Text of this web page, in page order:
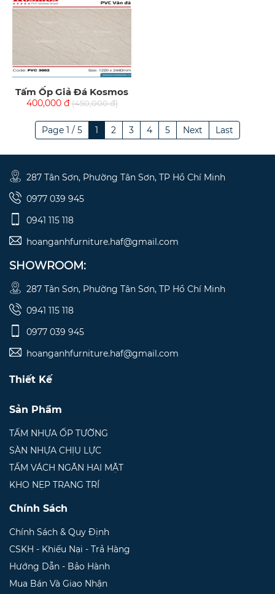
Tấm Ốp Giả Đá Kosmos
400,000 đ (450,000 đ)
Page 1 / 5 1 2 3 4 5 Next Last
287 Tân Sơn, Phường Tân Sơn, TP Hồ Chí Minh
0977 039 945
0941 115 118
hoanganhfurniture.haf@gmail.com
SHOWROOM:
287 Tân Sơn, Phường Tân Sơn, TP Hồ Chí Minh
0941 115 118
0977 039 945
hoanganhfurniture.haf@gmail.com
Thiết Kế
Sản Phẩm
TẤM NHỰA ỐP TƯỜNG
SÀN NHỰA CHỊU LỰC
TẤM VÁCH NGĂN HAI MẶT
KHO NẸP TRANG TRÍ
Chính Sách
Chính Sách & Quy Định
CSKH - Khiếu Nại - Trả Hàng
Hướng Dẫn - Bảo Hành
Mua Bán Và Giao Nhận